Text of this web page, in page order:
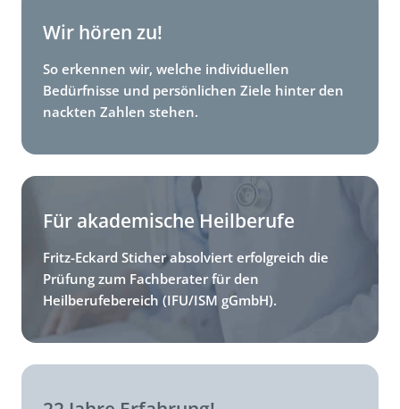
Wir hören zu!
So erkennen wir, welche individuellen
Bedürfnisse und persönlichen Ziele hinter den
nackten Zahlen stehen.
Für akademische Heilberufe
Fritz-Eckard Sticher absolviert erfolgreich die
Prüfung zum Fachberater für den
Heilberufebereich (IFU/ISM gGmbH).